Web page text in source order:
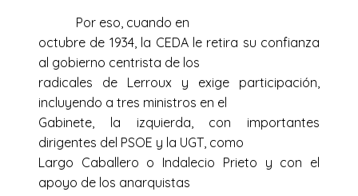
Por eso, cuando en
octubre de 1934, la CEDA le retira su confianza
al gobierno centrista de los
radicales de Lerroux y exige participación,
incluyendo a tres ministros en el
Gabinete, la izquierda, con importantes
dirigentes del PSOE y la UGT, como
Largo Caballero o Indalecio Prieto y con el
apoyo de los anarquistas